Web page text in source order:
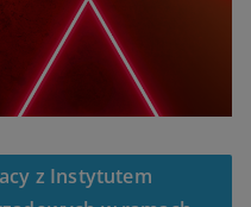
z Instytutem